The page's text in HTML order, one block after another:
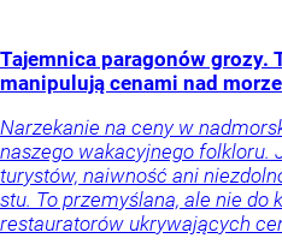
Tajemnica paragonów grozy.
manipulują cenami nad
Narzekanie na ceny w
naszego wakacyjnego folkloru.
turystów, naiwność ani
stu. To przemyślana, ale nie do
restauratorów ukrywających